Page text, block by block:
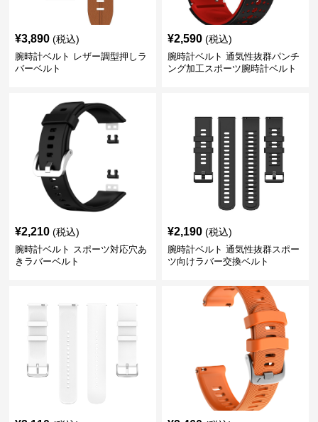
¥3,890 (税込)
腕時計ベルト レザー調型押しラ
バーベルト
¥2,590 (税込)
腕時計ベルト 通気性抜群パンチ
ング加工スポーツ腕時計ベルト
¥2,210 (税込)
腕時計ベルト スポーツ対応穴あ
きラバーベルト
¥2,190 (税込)
腕時計ベルト 通気性抜群スポー
ツ向けラバー交換ベルト